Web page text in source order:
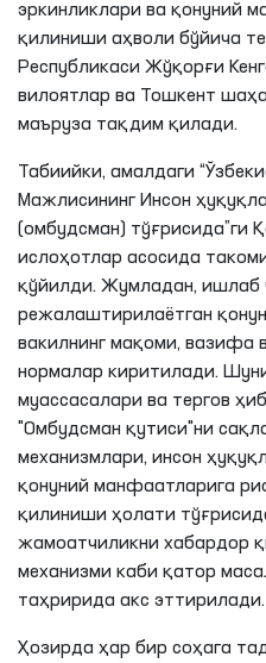
эркинликлари ва қонуний
қилиниши аҳволи бўйича
Республикаси Жўқорғи
вилоятлар ва Тошкент
маъруза тақдим қилади.
Табиийки, амалдаги
Мажлисининг Инсон
(омбудсман) тўғрисида”ги
ислоҳотлар асосида
қўйилди. Жумладан, ишлаб
режалаштирилаётган
вакилнинг мақоми, вазифа
нормалар киритилади.
муассасалари ва тергов
"Омбудсман қутиси"ни
механизмлари, инсон
қонуний манфаатларига
қилиниши ҳолати
жамоатчиликни хабардор
механизми каби қатор
таҳририда акс эттирилади.
Ҳозирда ҳар бир соҳага